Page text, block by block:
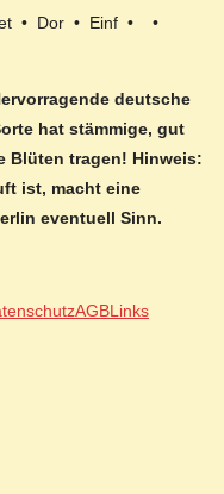
• Dor • Einf • •
deutsche
hat stämmige, gut
Blüten tragen! Hinweis:
ist, macht eine
eventuell Sinn.
AGBLinks